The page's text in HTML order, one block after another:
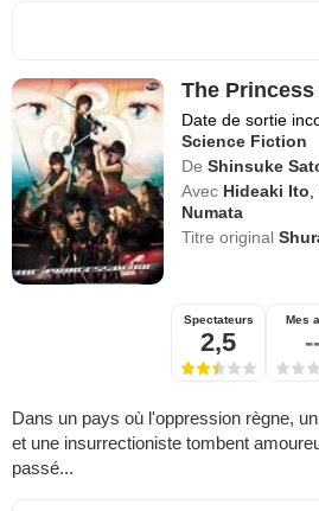
The
Date de sortie
Science Fiction
De Shinsuke
Avec Hideaki Ito,
Numata
Titre original
Spectateurs
2,5
Mes
Dans un pays où l'oppression règne,
et une insurrectioniste tombent
passé...